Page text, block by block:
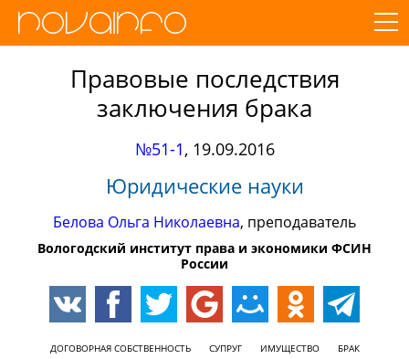
Правовые последствия
заключения брака
№51-1, 19.09.2016
Юридические науки
Белова Ольга Николаевна, преподаватель
Вологодский институт права и экономики ФСИН
России
ДОГОВОРНАЯ СОБСТВЕННОСТЬ СУПРУГ ИМУЩЕСТВО
БРАК